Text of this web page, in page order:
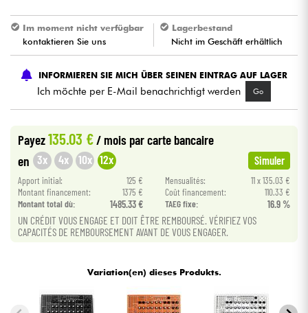
Violinen & Quartett
Kinder
HiFi
Bundle
Sehen Sie sich unsere Marken an
Im moment nicht verfügbar
kontaktieren Sie uns
Lagerbestand
Nicht im Geschäft erhältlich
INFORMIEREN SIE MICH ÜBER SEINEN EINTRAG AUF LAGER
Ich möchte per E-Mail benachrichtigt werden Go
Payez135.03 €/ mois par carte bancaire
en 3x 4x 10x 12x Simuler
Apport initial: 125 € Mensualités:
11 x 135.03 €
Montant financement:
1375 € Coût financement:
110.33 €
Montant total dù:
1485.33 € TAEG fixe: 16.9 %
UN CRÉDIT VOUS ENGAGE ET DOIT ÊTRE REMBOURSÉ. VÉRIFIEZ VOS
CAPACITÉS DE REMBOURSEMENT AVANT DE VOUS ENGAGER.
Variation(en) dieses Produkts.